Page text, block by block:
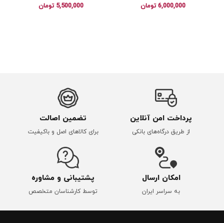
6,000,000 تومان
5,500,000 تومان
پرداخت امن آنلاین
از طریق درگاه‌های بانکی
تضمین اصالت
برای کالاهای اصل و باکیفیت
امکان ارسال
به سراسر ایران
پشتیبانی و مشاوره
توسط کارشناسان متخصص